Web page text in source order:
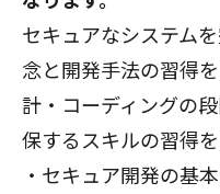
セキュアなシステム
念と開発手法の習得
計・コーディングの
保するスキルの習得を
・セキュア開発の基